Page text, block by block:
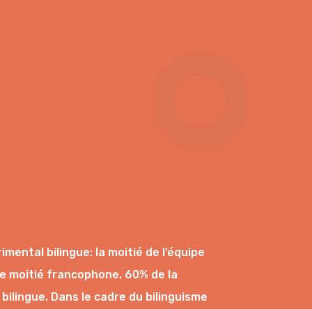
bilingue: la moitié de l’équipe
moitié francophone. 60% de la
Dans le cadre du bilinguisme